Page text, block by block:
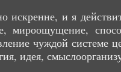
искренне, и я
мироощущение,
чуждой системе
идея,